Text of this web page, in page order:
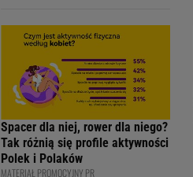
internetowi twórcy na 4F Racing
Academy
Spacer dla niej, rower dla niego?
Tak różnią się profile aktywności
Polek i Polaków
MATERIAŁ PROMOCYJNY PR